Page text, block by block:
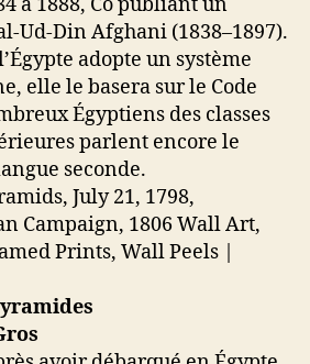
Ud-Din Afghani (1838–1897).
adopte un système
elle le basera sur le Code
Égyptiens des classes
parlent encore le
seconde.